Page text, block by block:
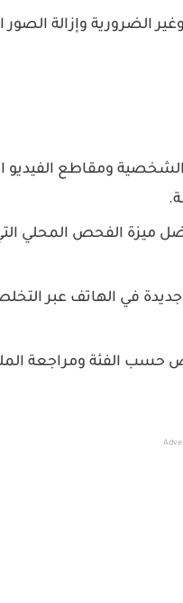
الضرورية وإزالة الصور
ومقاطع الفيديو
ميزة الفحص المحلي
في الهاتف عبر
حسب الفئة ومراجعة